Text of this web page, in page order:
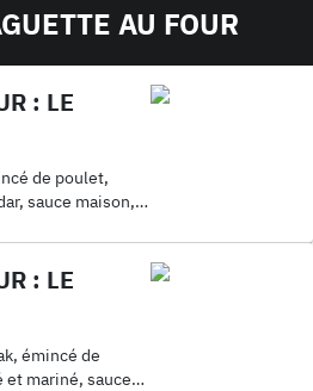
AU FOUR
: LE
de poulet,
sauce maison,
: LE
émincé de
mariné, sauce